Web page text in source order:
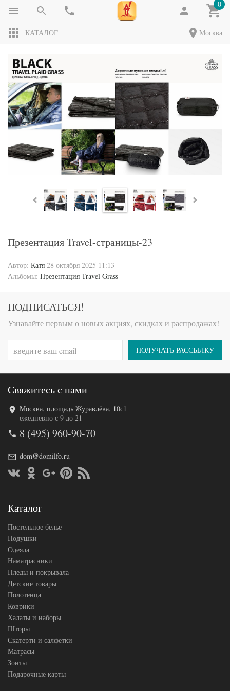
0
КАТАЛОГ Москва
Презентация Travel-страницы-23
Автор: Катя 28 октября 2025 11:13
Альбомы: Презентация Travel Grass
ПОДПИСАТЬСЯ!
Узнавайте первым о новых акциях, скидках и распродажах!
ПОЛУЧАТЬ РАССЫЛКУ
Свяжитесь с нами
Москва, площадь Журавлёва, 10с1
ежедневно с 9 до 21
8 (495) 960-90-70
dom@domilfo.ru
Каталог
Постельное белье
Подушки
Одеяла
Наматрасники
Пледы и покрывала
Детские товары
Полотенца
Коврики
Халаты и наборы
Шторы
Скатерти и салфетки
Матрасы
Зонты
Подарочные карты